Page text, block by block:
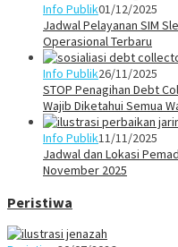
Info Publik01/12/2025
Jadwal Pelayanan SIM
Operasional Terbaru
Info Publik26/11/2025
STOP Penagihan Debt
Wajib Diketahui Semua
Info Publik11/11/2025
Jadwal dan Lokasi
November 2025
Peristiwa